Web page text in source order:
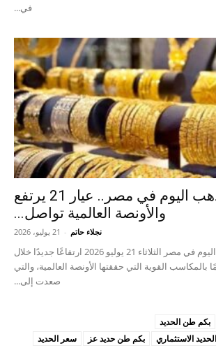
في...
سعر الذهب اليوم في مصر.. عيار 21 يرتفع
والأونصة العالمية تواصل...
نجلاء حاتم - 21 يوليو، 2026
شهد سعر الذهب اليوم في مصر الثلاثاء 21 يوليو 2026 ارتفاعًا جديدًا خلال
بالمكاسب القوية التي حققتها الأونصة العالمية، والتي
صعدت إلى...
بكم طن الحديد
الاستثماري
بكم طن حديد عز
سعر الحديد